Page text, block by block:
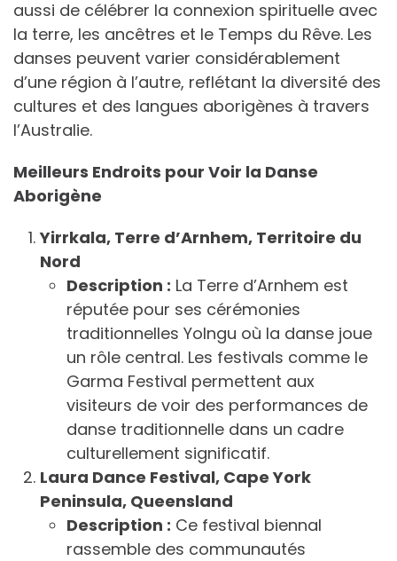
aussi de célébrer la connexion spirituelle avec
la terre, les ancêtres et le Temps du Rêve. Les
danses peuvent varier considérablement
d’une région à l’autre, reflétant la diversité des
cultures et des langues aborigènes à travers
l’Australie.
Meilleurs Endroits pour Voir la Danse
Aborigène
Yirrkala, Terre d’Arnhem, Territoire du
Nord
Description : La Terre d’Arnhem est
réputée pour ses cérémonies
traditionnelles Yolngu où la danse joue
un rôle central. Les festivals comme le
Garma Festival permettent aux
visiteurs de voir des performances de
danse traditionnelle dans un cadre
culturellement significatif.
Laura Dance Festival, Cape York
Peninsula, Queensland
Description : Ce festival biennal
rassemble des communautés